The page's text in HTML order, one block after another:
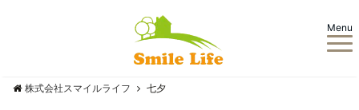
Menu
株式会社スマイルライフ 七夕